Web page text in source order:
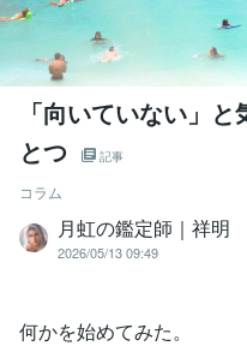
「向いていない」
とつ
記事
コラム
月虹の鑑定師｜祥明
2026/05/13 09:49
何かを始めてみた。